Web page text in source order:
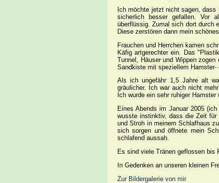
Ich möchte jetzt nicht sagen,
sicherlich besser gefallen. Vor
überflüssig. Zumal sich dort durch
Diese zerstören dann mein
Frauchen und Herrchen kamen
Käfig artgerechter ein. Das
Tunnel, Häuser und Wippen
Sandkiste mit speziellem
Als ich ungefähr 1,5 Jahre alt
gräulicher. Ich war auch nicht
Ich wurde ein sehr ruhiger
Eines Abends im Januar 2005
wusste instinktiv, dass die Zeit
und Stroh in meinem Schlafhaus
sich sorgen und öffnete mein
schlafend aussah.
Es sind viele Tränen geflossen
In Gedenken an unseren kleinen
Zur Bildergalerie von mir